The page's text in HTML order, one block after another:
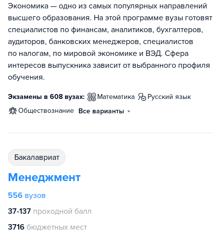
Экономика — одно из самых популярных направлений
высшего образования. На этой программе вузы готовят
специалистов по финансам, аналитиков, бухгалтеров,
аудиторов, банковских менеджеров, специалистов
по налогам, по мировой экономике и ВЭД. Сфера
интересов выпускника зависит от выбранного профиля
обучения.
Экзамены в 608 вузах: математика
русский язык
обществознание Все варианты
бакалавриат
Менеджмент
556 вузов
37-137 проходной балл
3716 бюджетных мест